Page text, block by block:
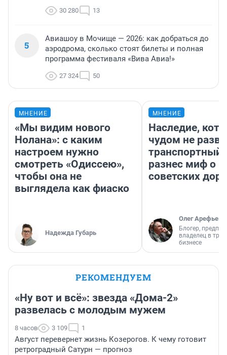
30 280 13
5
Авиашоу в Мочище — 2026: как добраться до
аэродрома, сколько стоят билеты и полная
программа фестиваля «Вива Авиа!»
27 324 50
МНЕНИЕ
«Мы видим нового
Нолана»: с каким
настроем нужно
смотреть «Одиссею»,
чтобы она не
выглядела как фиаско
Надежда Губарь
МНЕНИЕ
Наследие,
чудом не
транспортный
разнес миф о
советских
Олег Арефьев
Блогер,
владелец в
бизнесе
РЕКОМЕНДУЕМ
«Ну вот и всё»: звезда «Дома-2»
развелась с молодым мужем
8 часов 3 109 1
Август перевернет жизнь Козерогов. К чему готовит
ретроградный Сатурн — прогноз